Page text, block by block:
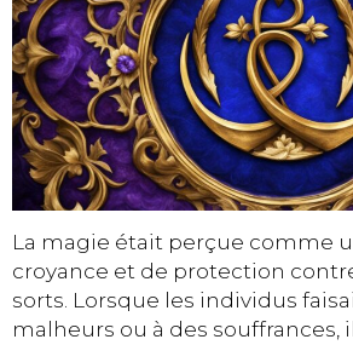
La magie était perçue comme
croyance et de protection
sorts. Lorsque les individus
malheurs ou à des